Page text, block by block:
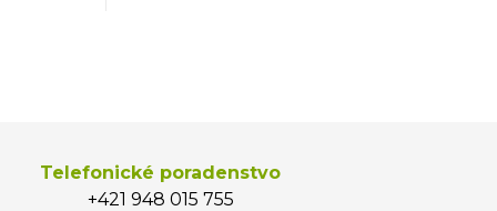
Telefonické poradenstvo
+421 948 015 755